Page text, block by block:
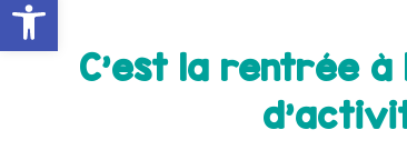
C’est la rentrée